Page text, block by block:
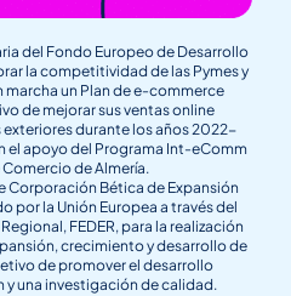
del Fondo Europeo de Desarrollo
la competitividad de las Pymes y
marcha un Plan de e-commerce
de mejorar sus ventas online
durante los años 2022-
el apoyo del Programa Int-eComm
de Almería.
Corporación Bética de Expansión
por la Unión Europea a través del
FEDER, para la realización
crecimiento y desarrollo de
de promover el desarrollo
una investigación de calidad.